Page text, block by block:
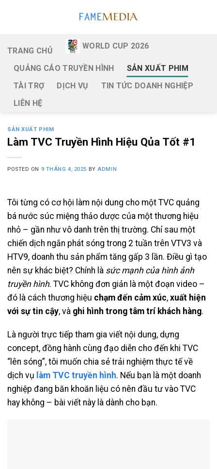
TRANG CHỦ
WORLD CUP 2026
QUẢNG CÁO TRUYỀN HÌNH
SẢN XUẤT PHIM
TÀI TRỢ
DỊCH VỤ
TIN TỨC DOANH NGHIỆP
LIÊN HỆ
SẢN XUẤT PHIM
Làm TVC Truyền Hình Hiệu Qủa Tốt #1
POSTED ON 9 THÁNG 4, 2025 BY ADMIN
Tôi từng có cơ hội làm nội dung cho một TVC quảng
bá nước súc miệng thảo dược của một thương hiệu
nhỏ – gần như vô danh trên thị trường. Chỉ sau một
chiến dịch ngắn phát sóng trong 2 tuần trên VTV3 và
HTV9, doanh thu sản phẩm tăng gấp 3 lần. Điều gì tạo
nên sự khác biệt? Chính là sức mạnh của hình ảnh
truyền hình. TVC không đơn giản là một đoạn video –
đó là cách thương hiệu chạm đến cảm xúc, xuất hiện
với sự tin cậy, và ghi hình trong tâm trí khách hàng.
Là người trực tiếp tham gia viết nội dung, dựng
concept, đồng hành cùng đạo diễn cho đến khi TVC
“lên sóng”, tôi muốn chia sẻ trải nghiệm thực tế về
dịch vụ làm TVC truyền hình. Nếu bạn là một doanh
nghiệp đang băn khoăn liệu có nên đầu tư vào TVC
hay không – bài viết này là dành cho bạn.